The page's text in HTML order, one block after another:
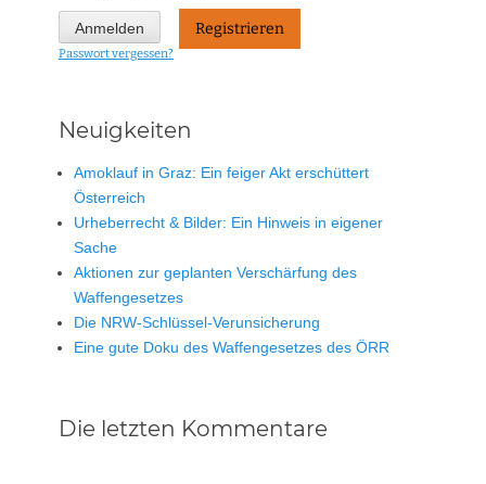
Registrieren
Passwort vergessen?
Neuigkeiten
Amoklauf in Graz: Ein feiger Akt erschüttert
Österreich
Urheberrecht & Bilder: Ein Hinweis in eigener
Sache
Aktionen zur geplanten Verschärfung des
Waffengesetzes
Die NRW-Schlüssel-Verunsicherung
Eine gute Doku des Waffengesetzes des ÖRR
Die letzten Kommentare